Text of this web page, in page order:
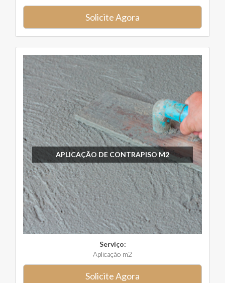
Solicite Agora
APLICAÇÃO DE CONTRAPISO M2
Serviço:
Aplicação m2
Solicite Agora